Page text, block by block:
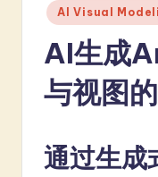
Posted
in
AI Visual
AI生成
与视图
通过生成